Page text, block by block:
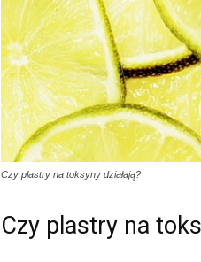
Czy plastry na toksyny działają?
Czy plastry na